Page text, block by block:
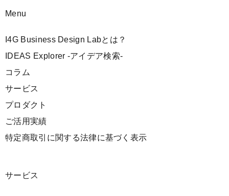
Menu
I4G Business Design Labとは？
IDEAS Explorer -アイデア検索-
コラム
サービス
プロダクト
ご活用実績
特定商取引に関する法律に基づく表示
サービス